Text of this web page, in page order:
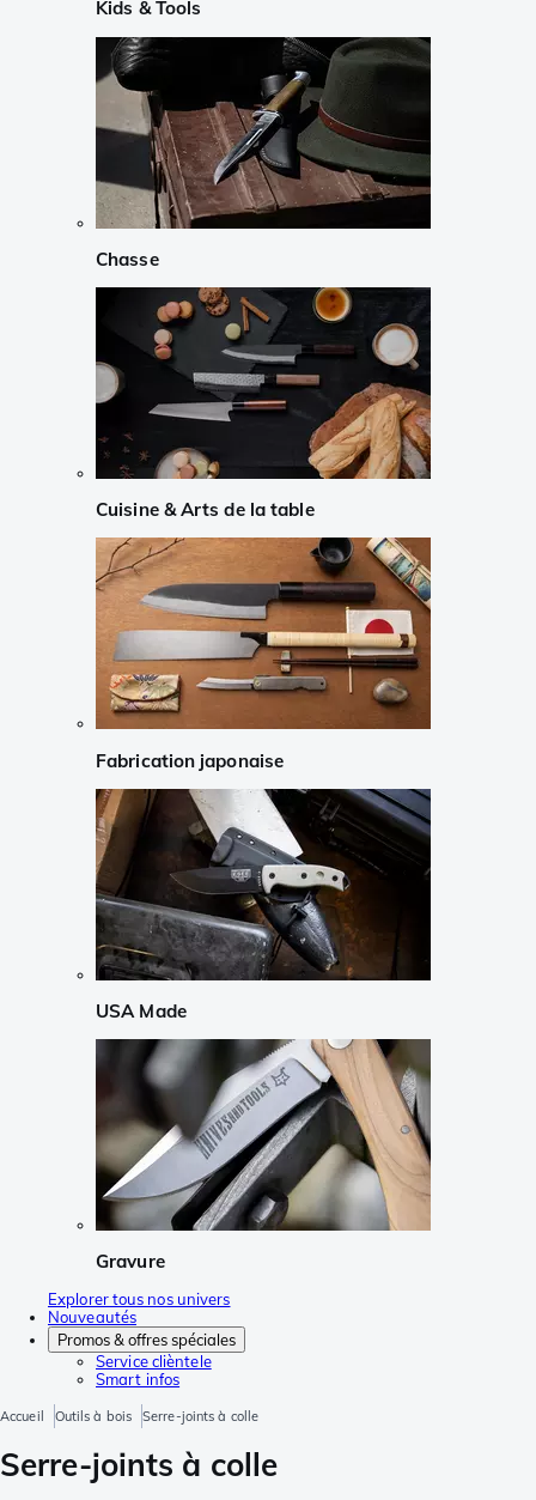
Kids & Tools
Chasse
Cuisine & Arts de la table
Fabrication japonaise
USA Made
Gravure
Explorer tous nos univers
Nouveautés
Promos & offres spéciales
Service clièntele
Smart infos
Accueil Outils à bois Serre-joints à colle
Serre-joints à colle